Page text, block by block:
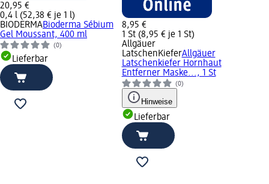
20,95 €
0,4 l (52,38 € je 1 l)
BIODERMABioderma Sébium
Gel Moussant, 400 ml
(0)
Lieferbar
8,95 €
1 St (8,95 € je 1 St)
Allgäuer
LatschenKieferAllgäuer
Latschenkiefer Hornhaut
Entferner Maske..., 1 St
(0)
Hinweise
Lieferbar